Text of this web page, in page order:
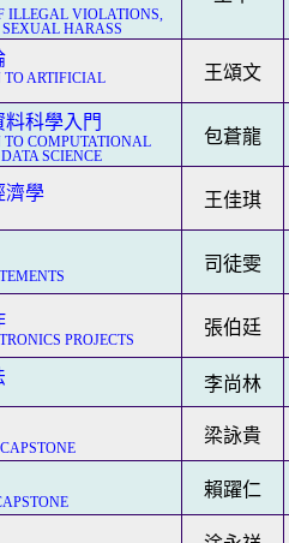
ILLEGAL VIOLATIONS,
HARASS
TO ARTIFICIAL
王頌文
科學入門
COMPUTATIONAL
SCIENCE
包蒼龍
濟學 王佳琪
司徒雯
PROJECTS
張伯廷
李尚林
梁詠貴
賴躍仁